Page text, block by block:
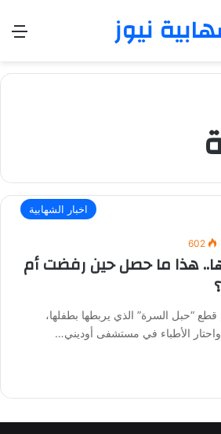
نيوز
اخبار الشهابية
602
هذا ما حصل حين رفضت أم
“حبل السرة” الذي يربطها بطفلها،
الأطباء في مستشفى أوديني…